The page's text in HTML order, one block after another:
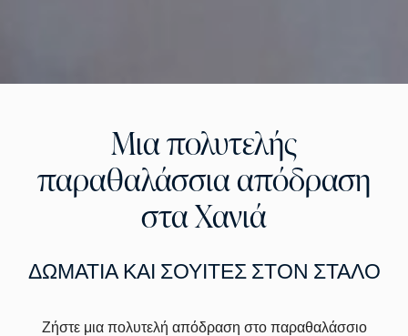
Μια πολυτελής
παραθαλάσσια απόδραση
στα Χανιά
ΔΩΜΑΤΙΑ ΚΑΙ ΣΟΥΙΤΕΣ ΣΤΟΝ ΣΤΑΛΟ
Ζήστε μια πολυτελή απόδραση στο παραθαλάσσιο